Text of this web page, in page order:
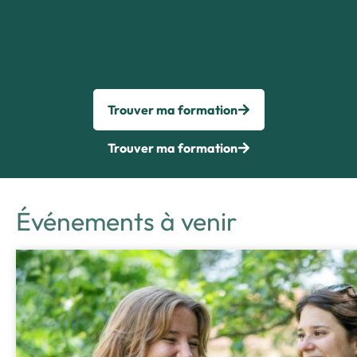
Trouver ma formation
Trouver ma formation
Événements à venir